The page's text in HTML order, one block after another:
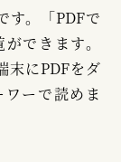
す。「PDFで
できます。
末にPDFをダ
ーで読めま